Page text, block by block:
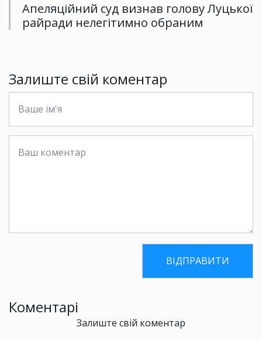
Апеляційний суд визнав голову Луцької
райради нелегітимно обраним
Залиште свій коментар
Коментарі
Залиште свій коментар